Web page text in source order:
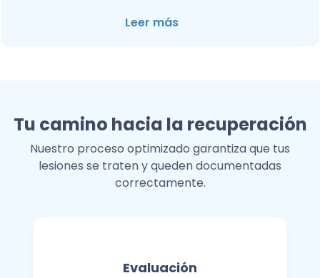
Leer más
Tu camino hacia la recuperación
Nuestro proceso optimizado garantiza que tus
lesiones se traten y queden documentadas
correctamente.
Evaluación